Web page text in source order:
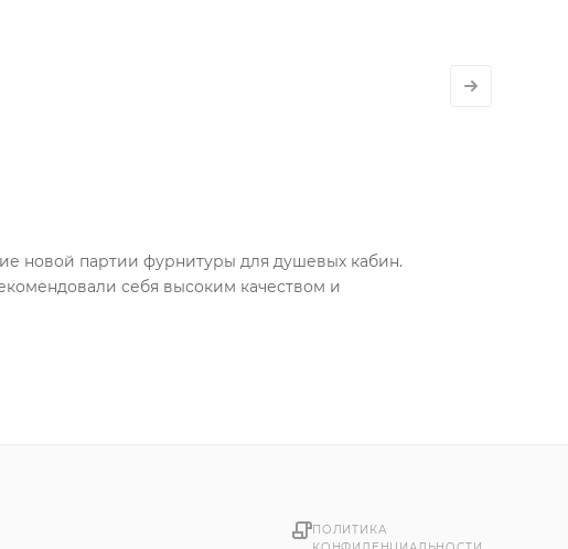
новой партии фурнитуры для душевых кабин.
себя высоким качеством и
ПОЛИТИКА